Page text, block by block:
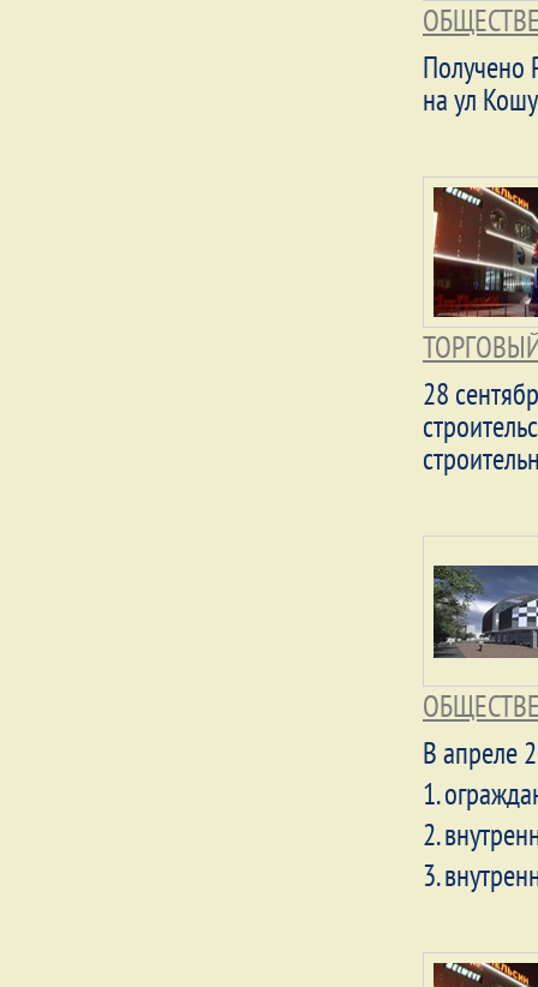
Получено
на ул
28
В апреле
1.
2.
3.